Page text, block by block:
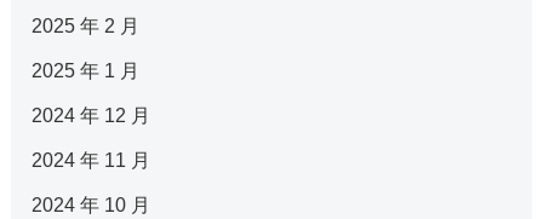
2025 年 2 月
2025 年 1 月
2024 年 12 月
2024 年 11 月
2024 年 10 月